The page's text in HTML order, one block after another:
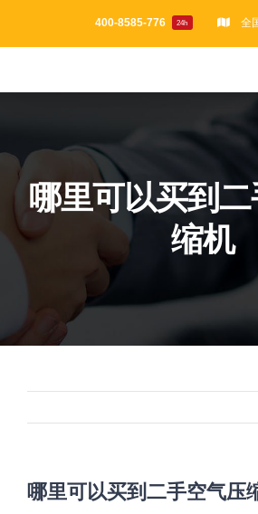
400-8585-776 24h 全
哪里可以买到
缩机
哪里可以买到二手空气压